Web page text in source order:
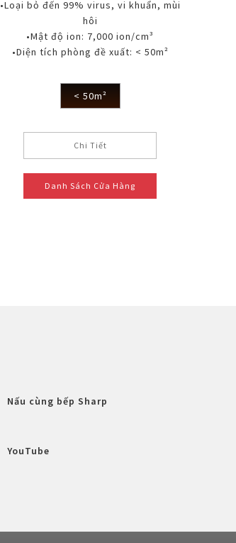
•Loại bỏ đến 99% virus, vi khuẩn, mùi
hôi
•Mật độ ion: 7,000 ion/cm³
•Diện tích phòng đề xuất: < 50m²
< 50m²
Chi Tiết
Danh Sách Cửa Hàng
Nấu cùng bếp Sharp
YouTube